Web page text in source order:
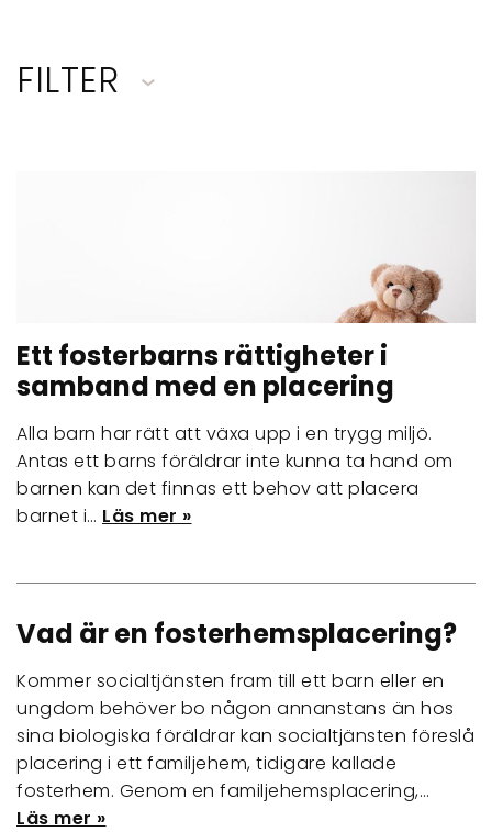
FILTER
Ett fosterbarns rättigheter i
samband med en placering
Alla barn har rätt att växa upp i en trygg miljö.
Antas ett barns föräldrar inte kunna ta hand om
barnen kan det finnas ett behov att placera
barnet i… Läs mer »
Vad är en fosterhemsplacering?
Kommer socialtjänsten fram till ett barn eller en
ungdom behöver bo någon annanstans än hos
sina biologiska föräldrar kan socialtjänsten föreslå
placering i ett familjehem, tidigare kallade
fosterhem. Genom en familjehemsplacering,…
Läs mer »